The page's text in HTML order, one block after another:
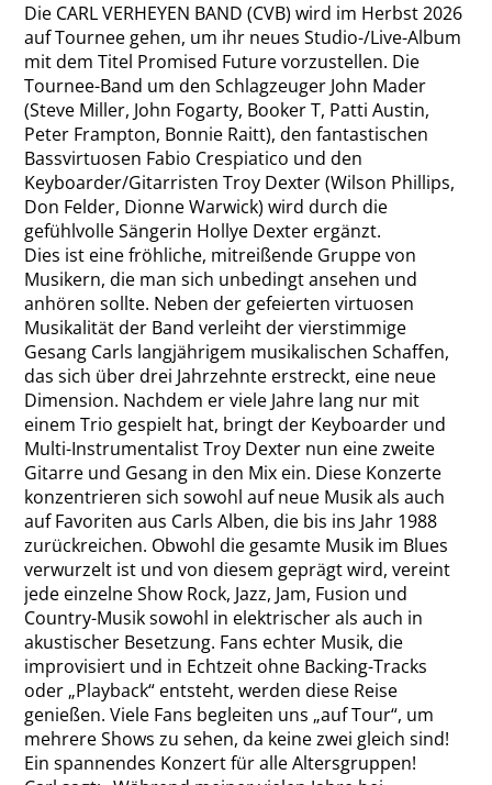
Die CARL VERHEYEN BAND (CVB) wird im Herbst 2026
auf Tournee gehen, um ihr neues Studio-/Live-Album
mit dem Titel Promised Future vorzustellen. Die
Tournee-Band um den Schlagzeuger John Mader
(Steve Miller, John Fogarty, Booker T, Patti Austin,
Peter Frampton, Bonnie Raitt), den fantastischen
Bassvirtuosen Fabio Crespiatico und den
Keyboarder/Gitarristen Troy Dexter (Wilson Phillips,
Don Felder, Dionne Warwick) wird durch die
gefühlvolle Sängerin Hollye Dexter ergänzt.
Dies ist eine fröhliche, mitreißende Gruppe von
Musikern, die man sich unbedingt ansehen und
anhören sollte. Neben der gefeierten virtuosen
Musikalität der Band verleiht der vierstimmige
Gesang Carls langjährigem musikalischen Schaffen,
das sich über drei Jahrzehnte erstreckt, eine neue
Dimension. Nachdem er viele Jahre lang nur mit
einem Trio gespielt hat, bringt der Keyboarder und
Multi-Instrumentalist Troy Dexter nun eine zweite
Gitarre und Gesang in den Mix ein. Diese Konzerte
konzentrieren sich sowohl auf neue Musik als auch
auf Favoriten aus Carls Alben, die bis ins Jahr 1988
zurückreichen. Obwohl die gesamte Musik im Blues
verwurzelt ist und von diesem geprägt wird, vereint
jede einzelne Show Rock, Jazz, Jam, Fusion und
Country-Musik sowohl in elektrischer als auch in
akustischer Besetzung. Fans echter Musik, die
improvisiert und in Echtzeit ohne Backing-Tracks
oder „Playback“ entsteht, werden diese Reise
genießen. Viele Fans begleiten uns „auf Tour“, um
mehrere Shows zu sehen, da keine zwei gleich sind!
Ein spannendes Konzert für alle Altersgruppen!